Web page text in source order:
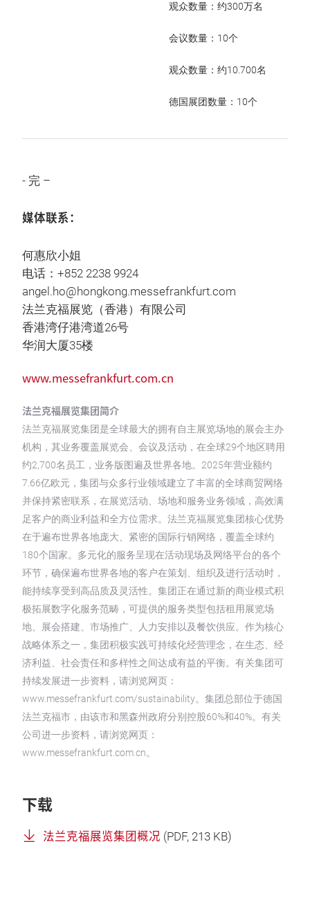
观众数量：约300万名
会议数量：10个
观众数量：约10.700名
德国展团数量：10个
- 完 –
媒体联系：
何惠欣小姐
电话：+852 2238 9924
angel.ho@hongkong.messefrankfurt.com
法兰克福展览（香港）有限公司
香港湾仔港湾道26号
华润大厦35楼
www.messefrankfurt.com.cn
法兰克福展览集团简介
法兰克福展览集团是全球最大的拥有自主展览场地的展会主办
机构，其业务覆盖展览会、会议及活动，在全球29个地区聘用
约2,700名员工，业务版图遍及世界各地。2025年营业额约
7.66亿欧元，集团与众多行业领域建立了丰富的全球商贸网络
并保持紧密联系，在展览活动、场地和服务业务领域，高效满
足客户的商业利益和全方位需求。法兰克福展览集团核心优势
在于遍布世界各地庞大、紧密的国际行销网络，覆盖全球约
180个国家。多元化的服务呈现在活动现场及网络平台的各个
环节，确保遍布世界各地的客户在策划、组织及进行活动时，
能持续享受到高品质及灵活性。集团正在通过新的商业模式积
极拓展数字化服务范畴，可提供的服务类型包括租用展览场
地、展会搭建、市场推广、人力安排以及餐饮供应。作为核心
战略体系之一，集团积极实践可持续化经营理念，在生态、经
济利益、社会责任和多样性之间达成有益的平衡。有关集团可
持续发展进一步资料，请浏览网页：
www.messefrankfurt.com/sustainability。集团总部位于德国
法兰克福市，由该市和黑森州政府分别控股60%和40%。有关
公司进一步资料，请浏览网页：
www.messefrankfurt.com.cn。
下载
法兰克福展览集团概况 (PDF, 213 KB)